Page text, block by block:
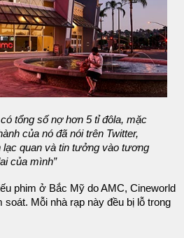
tổng số nợ hơn 5 tỉ đôla, mặc
của nó đã nói trên Twitter,
lạc quan và tin tưởng vào tương
của mình”
phim ở Bắc Mỹ do AMC, Cineworld
Mỗi nhà rạp này đều bị lỗ trong